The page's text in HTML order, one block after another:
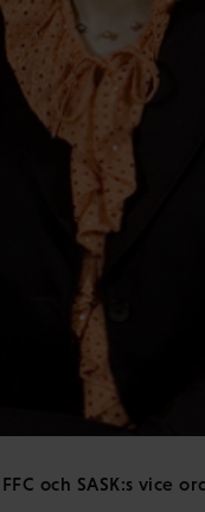
och SASK:s vice